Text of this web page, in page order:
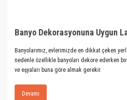
Banyolarımız, evlerimizde en dikkat çeken
nedenle özellikle banyoları dekore ederken
ve eşyaları buna göre almak gerekir.
Devamı